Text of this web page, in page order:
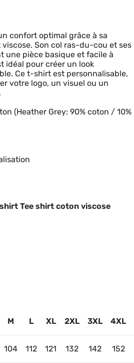
confort optimal grâce à sa
Son col ras-du-cou et ses
une pièce basique et facile à
idéal pour créer un look
Ce t-shirt est personnalisable,
votre logo, un visuel ou un
(Heather Grey: 90% coton / 10%
Tee shirt coton viscose
M L XL 2XL 3XL 4XL
104 112 121 132 142 152